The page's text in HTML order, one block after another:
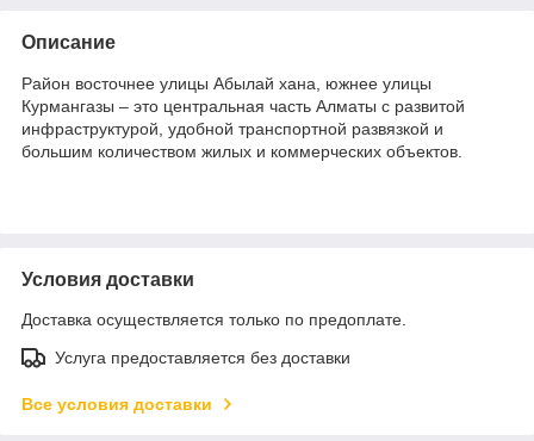
Описание
Район восточнее улицы Абылай хана, южнее улицы
Курмангазы – это центральная часть Алматы с развитой
инфраструктурой, удобной транспортной развязкой и
большим количеством жилых и коммерческих объектов.
Условия доставки
Доставка осуществляется только по предоплате.
Услуга предоставляется без доставки
Все условия доставки